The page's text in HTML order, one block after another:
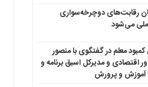
رقابت‌های دوچرخه‌سواری
ملی می‌شود
معلم در گفتگوی با منصور
اقتصادی و مدیرکل اسبق برنامه و
آموزش و پرورش